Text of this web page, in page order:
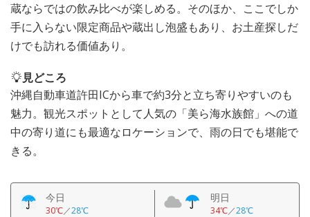
蔵ならではの飲み比べが楽しめる。そのほか、ここでしか
手に入らない限定商品や蔵出し泡盛もあり、お土産探しだ
けでも訪れる価値あり。
見どころ
沖縄自動車道許田ICから車で約3分と立ち寄りやすいのも
魅力。観光スポットとして人気の「美ら海水族館」への道
中の寄り道にも最適なロケーションで、雨の日でも堪能で
きる。
今日
30℃／28℃
明日
34℃／28℃